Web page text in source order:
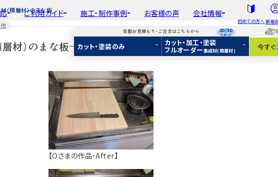
ぶ Choose by Type and Purpose
種類から選ぶ
用途などから選ぶ
取扱木材と選び方
平面加工
表面仕上
木材加工講座
製作工程とこだわり
ご利用ガイド
初めての方へ
お見積もり・ご注文方法について
変更・キャンセル・
返品・交換について
納期・配送について
送料について
お支払いについて
注意事項とよくある質問
施工・制作事例
・制作事例 Production Example
自動お見積もり・ご注文はこちらから
カット・加工・塗装
集成材(積層材)
2D/3D
イメージ
図面をお持ちの方へ
今すぐお見積もり依頼
関連商品
サンプルのご購入
工場製作事例
カウンター・天板
テーブル・机
オーディオ関連
造作材・枠材
階段
プレート・表札
お客様の声 会社情報
会社概要
初めての方へ新規
自動お見積もり・ご注文はこちらから
カット・塗装のみ カット・加工・塗装
フルオーダー集成材(積層材)
2D/3D
イメージ
今す
（積層材）のまな板
層材）のまな板
【Oさまの作品・After】